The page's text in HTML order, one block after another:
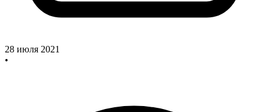
28 июля 2021
•